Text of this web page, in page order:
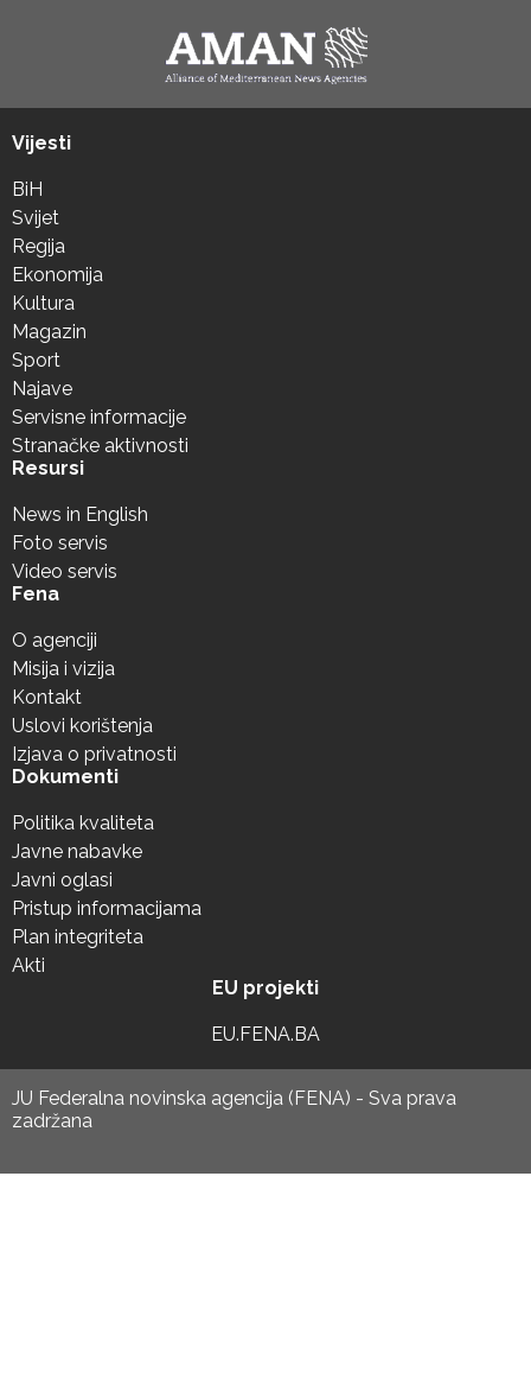
Vijesti
BiH
Svijet
Regija
Ekonomija
Kultura
Magazin
Sport
Najave
Servisne informacije
Stranačke aktivnosti
Resursi
News in English
Foto servis
Video servis
Fena
O agenciji
Misija i vizija
Kontakt
Uslovi korištenja
Izjava o privatnosti
Dokumenti
Politika kvaliteta
Javne nabavke
Javni oglasi
Pristup informacijama
Plan integriteta
Akti
EU projekti
EU.FENA.BA
JU Federalna novinska agencija (FENA) - Sva prava
zadržana